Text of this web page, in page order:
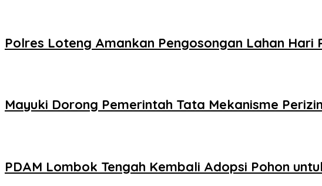
‎Polres Loteng Amankan Pengosongan Lahan Hari
Mayuki Dorong Pemerintah Tata Mekanisme
PDAM Lombok Tengah Kembali Adopsi Pohon